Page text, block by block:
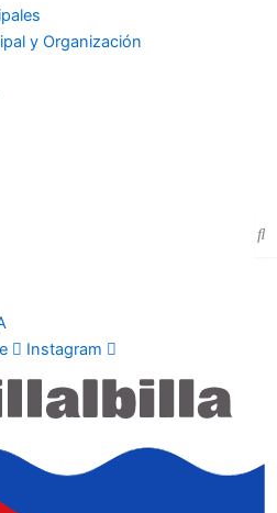
y Organización
Instagram